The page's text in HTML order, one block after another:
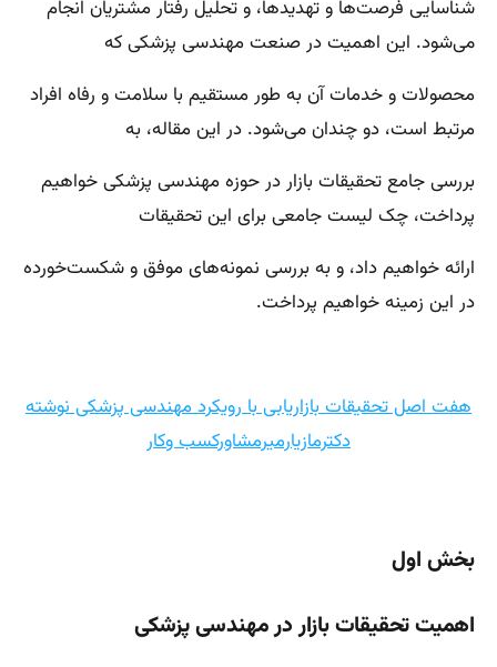
شناسایی فرصت‌ها و تهدیدها، و تحلیل رفتار مشتریان انجام
می‌شود. این اهمیت در صنعت مهندسی پزشکی که
محصولات و خدمات آن به طور مستقیم با سلامت و رفاه افراد
مرتبط است، دو چندان می‌شود. در این مقاله، به
بررسی جامع تحقیقات بازار در حوزه مهندسی پزشکی خواهیم
پرداخت، چک لیست جامعی برای این تحقیقات
ارائه خواهیم داد، و به بررسی نمونه‌های موفق و شکست‌خورده
در این زمینه خواهیم پرداخت.
هفت اصل تحقیقات بازاریابی با رویکرد مهندسی پزشکی نوشته
دکترمازیارمیرمشاورکسب وکار
بخش اول
اهمیت تحقیقات بازار در مهندسی پزشکی